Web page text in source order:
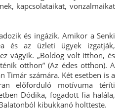
kapcsolataikat, vonzalmaikat
és ingázik. Amikor a Senki
és az üzleti ügyek izgatják,
vágyik. „Boldog volt itthon, és
otthon” (Az édes otthon). A
Timár számára. Két esetben is a
előforduló motívuma téríti
Dódika, fogadott fia halála,
kibukkanó holtteste.